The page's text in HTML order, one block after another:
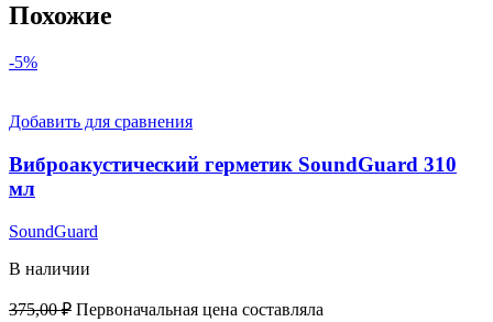
Похожие
-5%
Добавить для сравнения
Виброакустический герметик SoundGuard 310
мл
SoundGuard
В наличии
375,00₽ Первоначальная цена составляла